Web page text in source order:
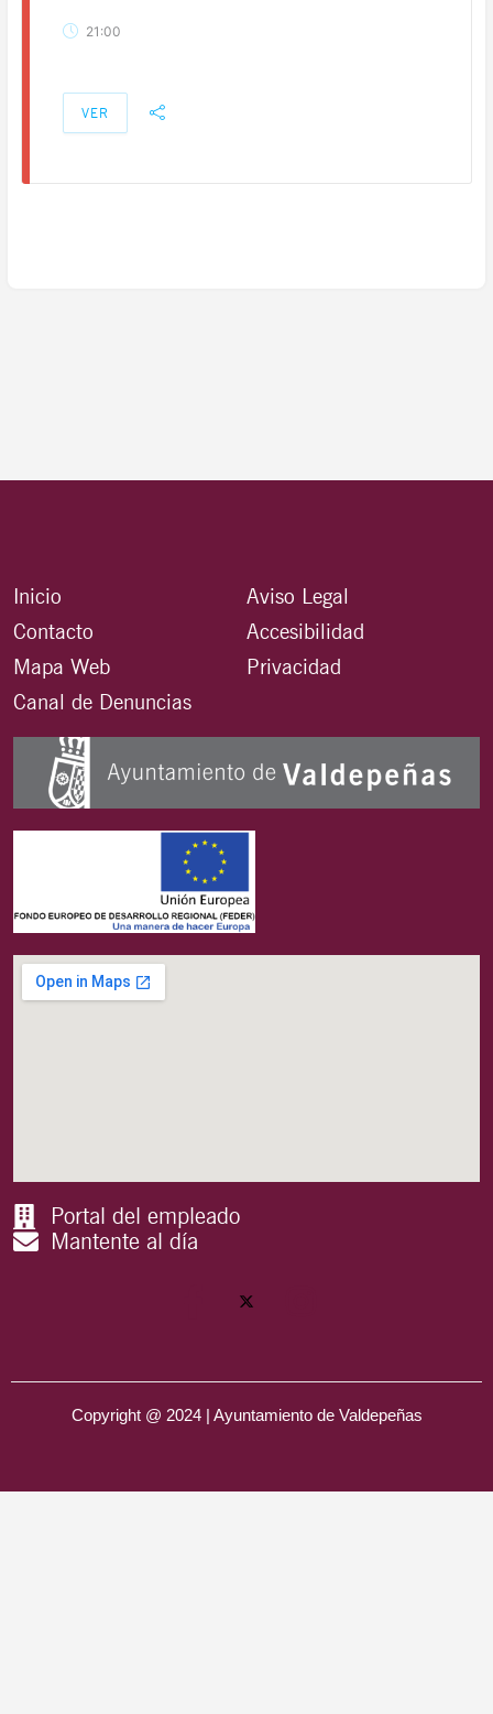
21:00
VER
Inicio
Contacto
Mapa Web
Canal de Denuncias
Aviso Legal
Accesibilidad
Privacidad
Portal del empleado
Mantente al día
Copyright @ 2024 | Ayuntamiento de Valdepeñas